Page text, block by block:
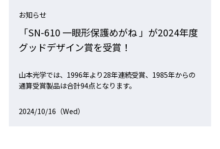
お知らせ
「SN-610 一眼形保護めがね 」が2024年度
グッドデザイン賞を受賞！
山本光学では、1996年より28年連続受賞、1985年からの
通算受賞製品は合計94点となります。
2024/10/16（Wed）